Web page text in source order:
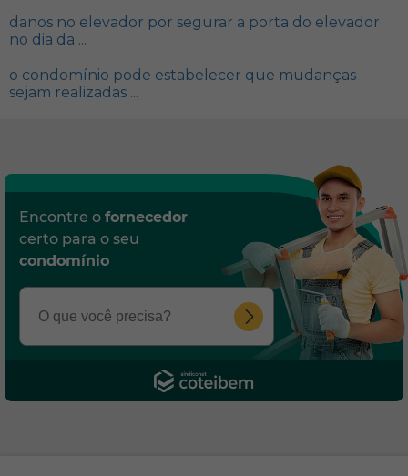
danos no elevador por segurar a porta do elevador
no dia da ...
o condomínio pode estabelecer que mudanças
sejam realizadas ...
Encontre o fornecedor
certo para o seu
condomínio